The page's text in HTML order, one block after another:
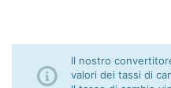
Il nostro
valori dei tassi di